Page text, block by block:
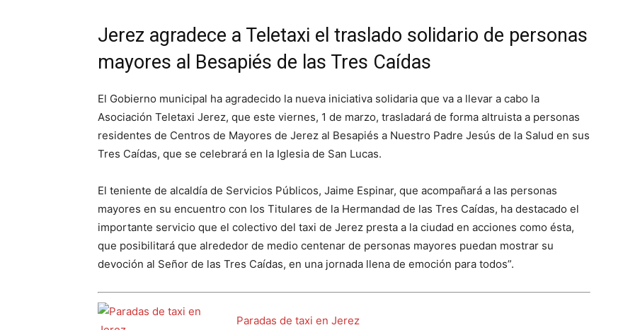
Jerez agradece a Teletaxi el traslado solidario de personas
mayores al Besapiés de las Tres Caídas
El Gobierno municipal ha agradecido la nueva iniciativa solidaria que va a llevar a cabo la
Asociación Teletaxi Jerez, que este viernes, 1 de marzo, trasladará de forma altruista a personas
residentes de Centros de Mayores de Jerez al Besapiés a Nuestro Padre Jesús de la Salud en sus
Tres Caídas, que se celebrará en la Iglesia de San Lucas.
El teniente de alcaldía de Servicios Públicos, Jaime Espinar, que acompañará a las personas
mayores en su encuentro con los Titulares de la Hermandad de las Tres Caídas, ha destacado el
importante servicio que el colectivo del taxi de Jerez presta a la ciudad en acciones como ésta,
que posibilitará que alrededor de medio centenar de personas mayores puedan mostrar su
devoción al Señor de las Tres Caídas, en una jornada llena de emoción para todos”.
Paradas de taxi en Jerez